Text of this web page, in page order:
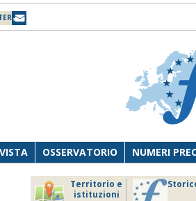
OSSERVATORIO NUMERI
Territorio e
istituzioni